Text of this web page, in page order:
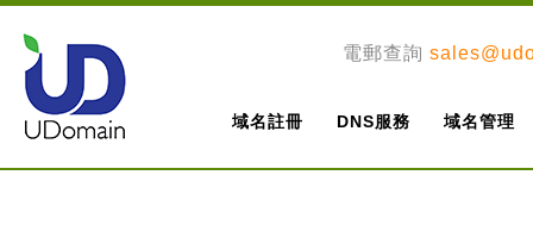
電郵查詢
域名註冊 DNS服務 域名管理